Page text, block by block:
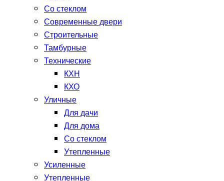
Со стеклом
Современные двери
Строительные
Тамбурные
Технические
КХН
КХО
Уличные
Для дачи
Для дома
Со стеклом
Утепленные
Усиленные
Утепленные